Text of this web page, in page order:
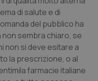
di salute e di
del pubblico ha
sembra chiaro, se
non si deve esitare a
la prescrizione, o al
farmacie italiane